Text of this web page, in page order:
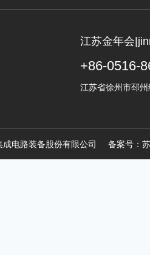
江苏金年会
+86-0516-
江苏省徐州市邳
电路装备股份有限公司 备案号：